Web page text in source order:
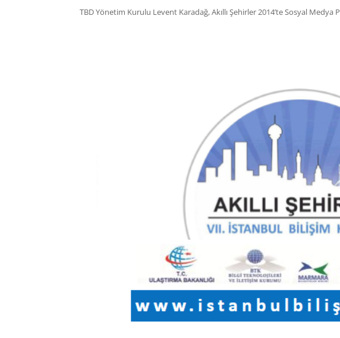
TBD Yönetim Kurulu Levent Karadağ, Akıllı Şehirler 2014’te Sosyal